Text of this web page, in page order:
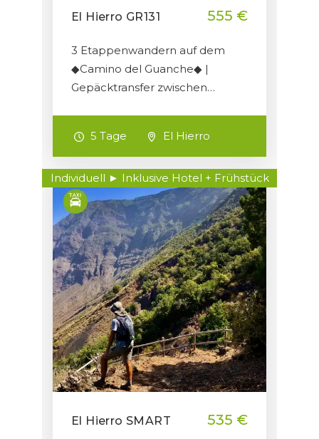
El Hierro GR131 555 €
3 Etappenwandern auf dem
◆Camino del Guanche◆ |
Gepäcktransfer zwischen…
5 Tage El Hierro
Individuell ► Inklusive Hotel + Frühstück
El Hierro SMART 535 €